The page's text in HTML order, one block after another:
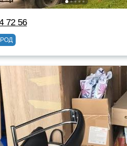
72 56